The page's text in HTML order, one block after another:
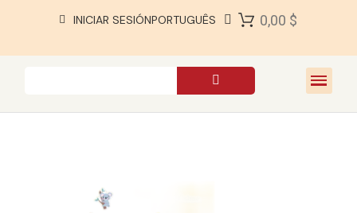
INICIAR SESIÓNPORTUGUÊS 0,00 $
SOBRE NÓS